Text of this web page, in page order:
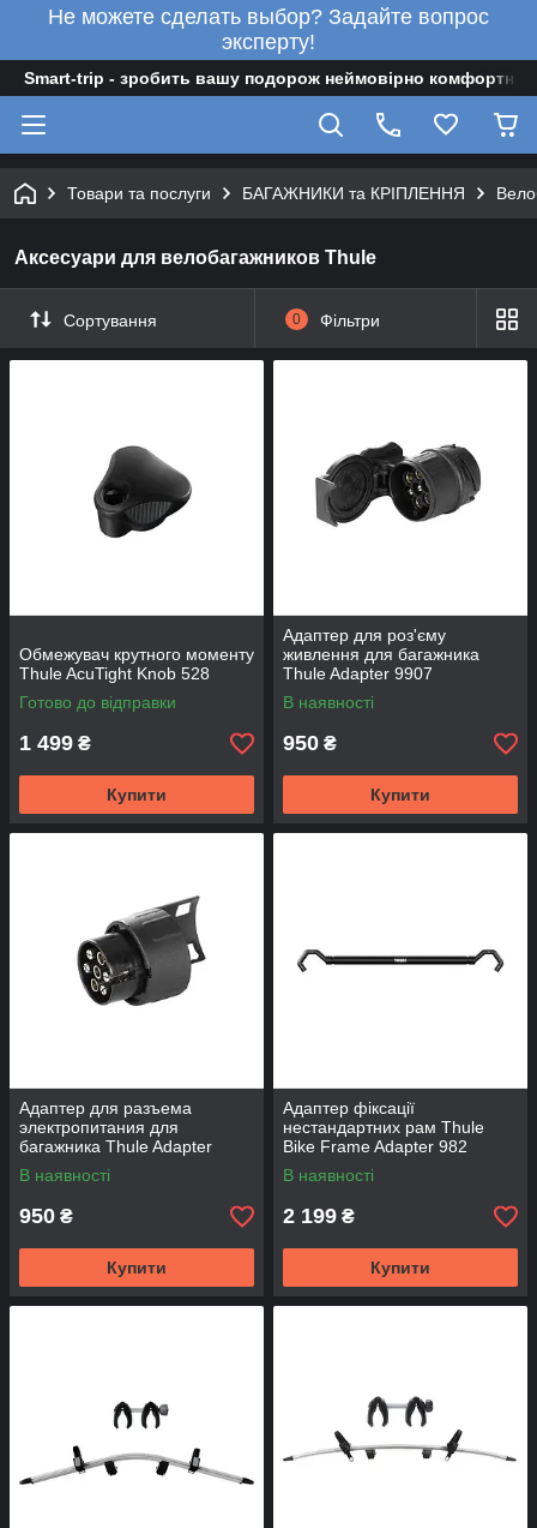
Не можете сделать выбор? Задайте вопрос
эксперту!
Smart-trip - зробить вашу подорож неймовірно
Товари та послуги БАГАЖНИКИ та КРІПЛЕННЯ
Аксесуари для велобагажников Thule
Сортування 0 Фільтри
Обмежувач крутного моменту
Thule AcuTight Knob 528
Готово до відправки
1 499 ₴
Купити
Адаптер для роз'єму
живлення для багажника
Thule Adapter 9907
В наявності
950 ₴
Купити
Адаптер для разъема
электропитания для
багажника Thule Adapter
9906
В наявності
950 ₴
Купити
Адаптер фіксації
нестандартних рам Thule
Bike Frame Adapter 982
В наявності
2 199 ₴
Купити